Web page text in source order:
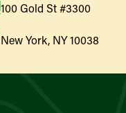
100 Gold St #3300
New York, NY 10038